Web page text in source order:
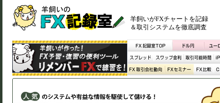
羊飼いがFXチャートを記録
＆取引システムを徹底調査